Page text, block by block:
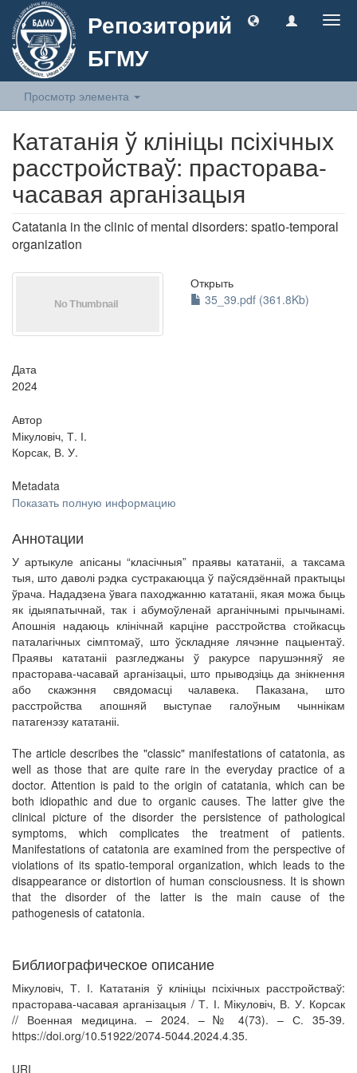
Репозиторий
БГМУ
Просмотр элемента
Кататанія ў клініцы псіхічных
расстройстваў: прасторава-
часавая арганізацыя
Catatania in the clinic of mental disorders: spatio-temporal
organization
Открыть
35_39.pdf (361.8Kb)
Дата
2024
Автор
Мікуловіч, Т. І.
Корсак, В. У.
Metadata
Показать полную информацию
Аннотации
У артыкуле апісаны “класічныя” праявы кататаніі, а таксама
тыя, што даволі рэдка сустракаюцца ў паўсядзённай практыцы
ўрача. Нададзена ўвага паходжанню кататаніі, якая можа быць
як ідыяпатычнай, так і абумоўленай арганічнымі прычынамі.
Апошнія надаюць клінічнай карціне расстройства стойкасць
паталагічных сімптомаў, што ўскладняе лячэнне пацыентаў.
Праявы кататаніі разгледжаны ў ракурсе парушэнняў яе
прасторава-часавай арганізацыі, што прыводзіць да знікнення
або скажэння свядомасці чалавека. Паказана, што
расстройства апошняй выступае галоўным чыннікам
патагенэзу кататаніі.
The article describes the "classic" manifestations of catatonia, as
well as those that are quite rare in the everyday practice of a
doctor. Attention is paid to the origin of catatania, which can be
both idiopathic and due to organic causes. The latter give the
clinical picture of the disorder the persistence of pathological
symptoms, which complicates the treatment of patients.
Manifestations of catatonia are examined from the perspective of
violations of its spatio-temporal organization, which leads to the
disappearance or distortion of human consciousness. It is shown
that the disorder of the latter is the main cause of the
pathogenesis of catatonia.
Библиографическое описание
Мікуловіч, Т. І. Кататанія ў клініцы псіхічных расстройстваў:
прасторава-часавая арганізацыя / Т. І. Мікуловіч, В. У. Корсак
// Военная медицина. – 2024. – № 4(73). – С. 35-39.
https://doi.org/10.51922/2074-5044.2024.4.35.
URI